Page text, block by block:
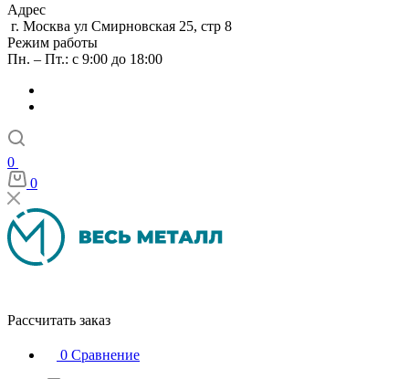
Адрес
г. Москва ул Смирновская 25, стр 8
Режим работы
Пн. – Пт.: с 9:00 до 18:00
0
0
Рассчитать заказ
0 Сравнение